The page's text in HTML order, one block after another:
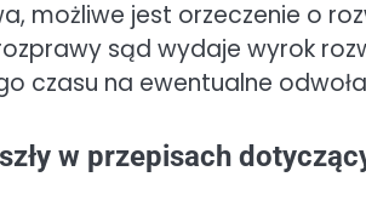
możliwe jest orzeczenie o
sąd wydaje wyrok
czasu na ewentualne
w przepisach